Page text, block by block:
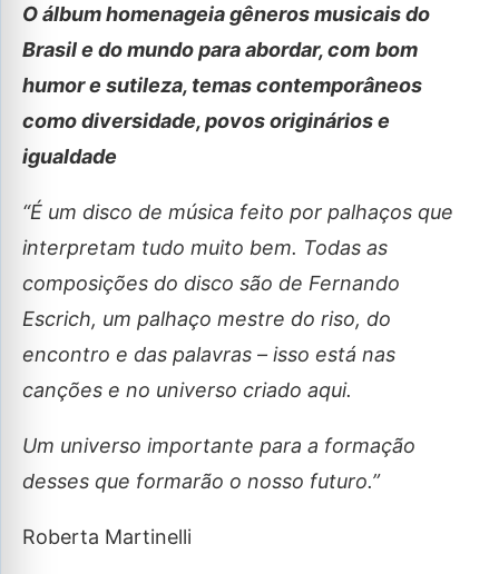
O álbum homenageia gêneros musicais do
Brasil e do mundo para abordar, com bom
humor e sutileza, temas contemporâneos
como diversidade, povos originários e
igualdade
“É um disco de música feito por palhaços que
interpretam tudo muito bem. Todas as
composições do disco são de Fernando
Escrich, um palhaço mestre do riso, do
encontro e das palavras – isso está nas
canções e no universo criado aqui.
Um universo importante para a formação
desses que formarão o nosso futuro.”
Roberta Martinelli